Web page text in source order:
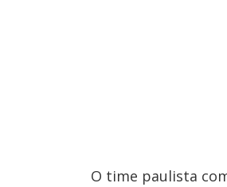
O time paulista